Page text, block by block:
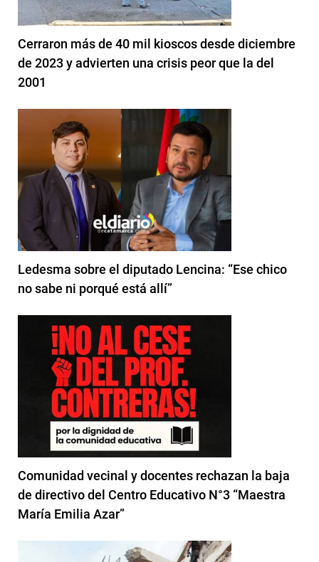
Cerraron más de 40 mil kioscos desde diciembre
de 2023 y advierten una crisis peor que la del
2001
Ledesma sobre el diputado Lencina: “Ese chico
no sabe ni porqué está allí”
Comunidad vecinal y docentes rechazan la baja
de directivo del Centro Educativo N°3 “Maestra
María Emilia Azar”